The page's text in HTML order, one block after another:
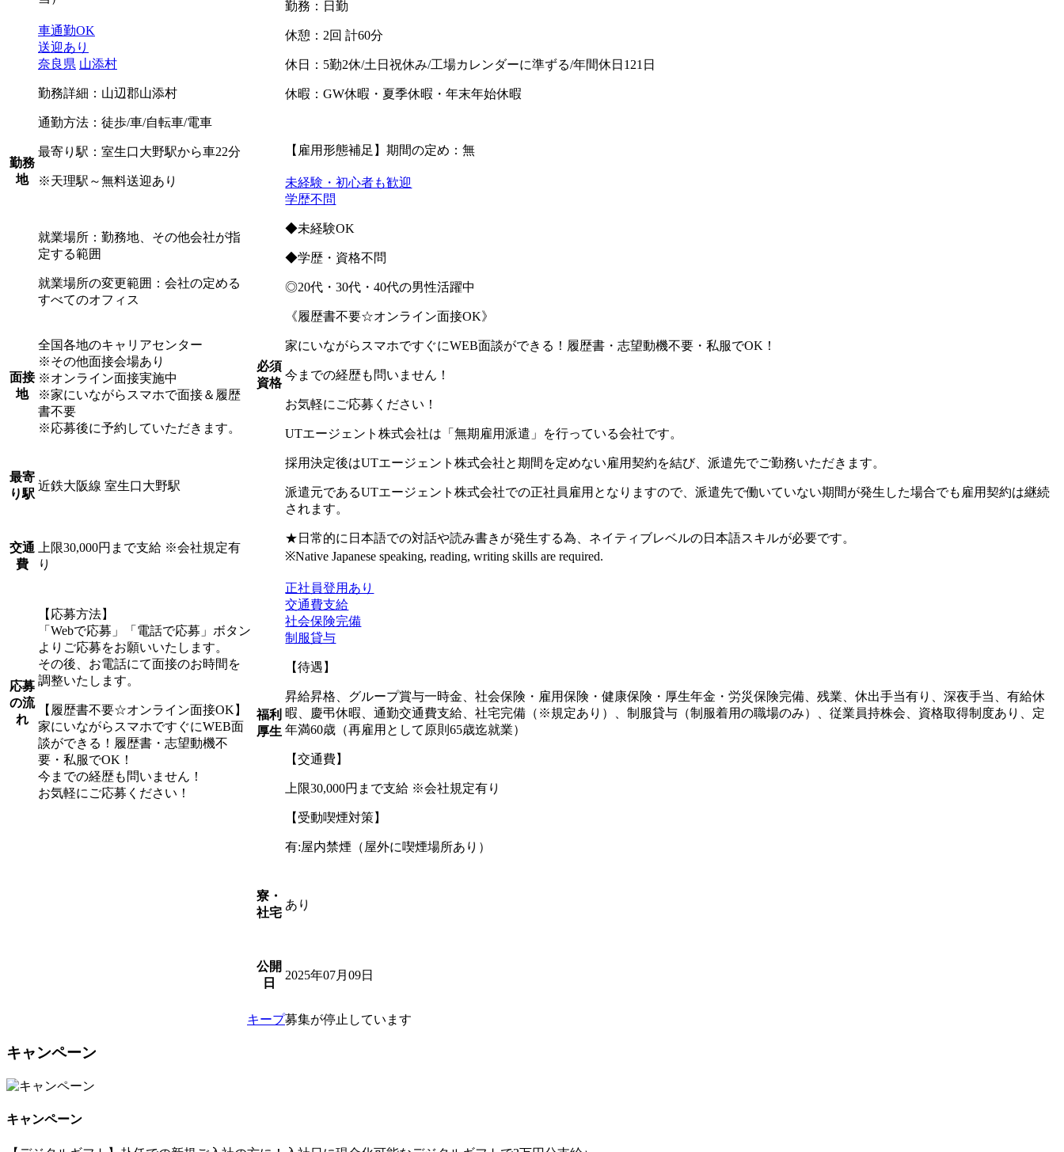
勤務
地
車通勤OK
送迎あり
奈良県 山添村
勤務詳細：山辺郡山添村
通勤方法：徒歩/車/自転車/電車
最寄り駅：室生口大野駅から車22分
※天理駅～無料送迎あり
就業場所：勤務地、その他会社が指
定する範囲
就業場所の変更範囲：会社の定める
すべてのオフィス
面接
地
全国各地のキャリアセンター
※その他面接会場あり
※オンライン面接実施中
※家にいながらスマホで面接＆履歴
書不要
※応募後に予約していただきます。
最寄
り駅
近鉄大阪線 室生口大野駅
交通
費
上限30,000円まで支給 ※会社規定有
り
応募
の流
れ
【応募方法】
「Webで応募」「電話で応募」ボタン
よりご応募をお願いいたします。
その後、お電話にて面接のお時間を
調整いたします。
【履歴書不要☆オンライン面接OK】
家にいながらスマホですぐにWEB面
談ができる！履歴書・志望動機不
要・私服でOK！
今までの経歴も問いません！
お気軽にご応募ください！
勤務：日勤
休憩：2回 計60分
休日：5勤2休/土日祝休み/工場カレンダーに準ずる/年間休日121日
休暇：GW休暇・夏季休暇・年末年始休暇
【雇用形態補足】期間の定め：無
必須
資格
未経験・初心者も歓迎
学歴不問
◆未経験OK
◆学歴・資格不問
◎20代・30代・40代の男性活躍中
《履歴書不要☆オンライン面接OK》
家にいながらスマホですぐにWEB面談ができる！履歴書・志望動機不要・私服でOK！
今までの経歴も問いません！
お気軽にご応募ください！
UTエージェント株式会社は「無期雇用派遣」を行っている会社です。
採用決定後はUTエージェント株式会社と期間を定めない雇用契約を結び、派遣先でご勤務いただきます。
派遣元であるUTエージェント株式会社での正社員雇用となりますので、派遣先で働いていない期間が発生した場合でも雇用契約は継続
されます。
★日常的に日本語での対話や読み書きが発生する為、ネイティブレベルの日本語スキルが必要です。
※Native Japanese speaking, reading, writing skills are required.
福利
厚生
正社員登用あり
交通費支給
社会保険完備
制服貸与
【待遇】
昇給昇格、グループ賞与一時金、社会保険・雇用保険・健康保険・厚生年金・労災保険完備、残業、休出手当有り、深夜手当、有給休
暇、慶弔休暇、通勤交通費支給、社宅完備（※規定あり）、制服貸与（制服着用の職場のみ）、従業員持株会、資格取得制度あり、定
年満60歳（再雇用として原則65歳迄就業）
【交通費】
上限30,000円まで支給 ※会社規定有り
【受動喫煙対策】
有:屋内禁煙（屋外に喫煙場所あり）
寮・
社宅
あり
公開
日
2025年07月09日
キープ募集が停止しています
キャンペーン
キャンペーン